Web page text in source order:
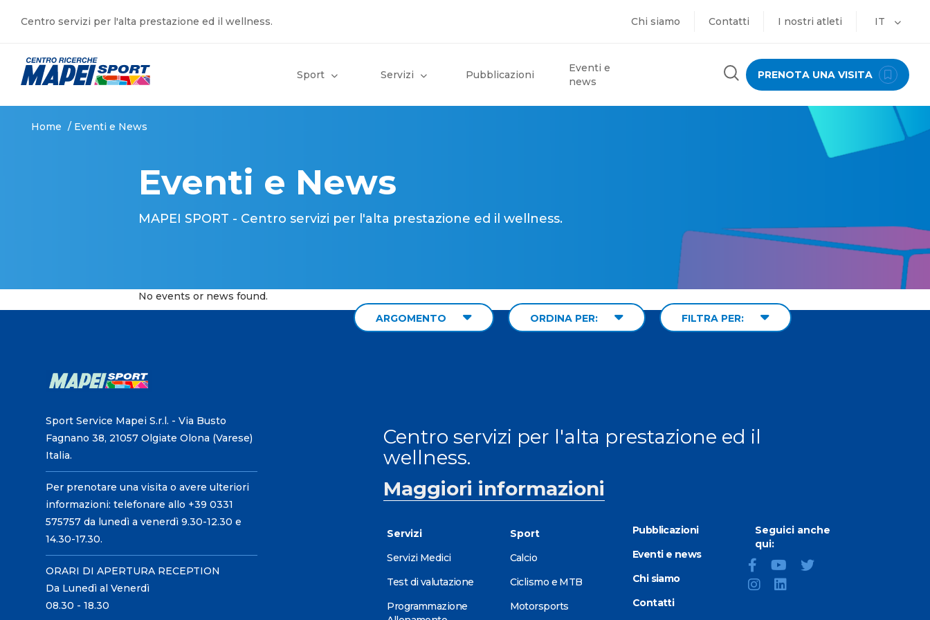
Centro servizi per l'alta prestazione ed il wellness. Chi siamo Contatti I nostri atleti IT
Sport Servizi Pubblicazioni
Eventi e
news
PRENOTA UNA VISITA
Home / Eventi e News
Eventi e News
MAPEI SPORT - Centro servizi per l'alta prestazione ed il wellness.
ARGOMENTO ORDINA PER: FILTRA PER:
No events or news found.
Sport Service Mapei S.r.l. - Via Busto
Fagnano 38, 21057 Olgiate Olona (Varese)
Italia.
Per prenotare una visita o avere ulteriori
informazioni: telefonare allo +39 0331
575757 da lunedì a venerdì 9.30-12.30 e
14.30-17.30.
ORARI DI APERTURA RECEPTION
Da Lunedì al Venerdì
08.30 - 18.30
Centro servizi per l'alta prestazione ed il
wellness.
Maggiori informazioni
Servizi
Servizi Medici
Test di valutazione
Programmazione
Sport
Calcio
Ciclismo e MTB
Motorsports
Pubblicazioni
Eventi e news
Chi siamo
Contatti
Seguici anche
qui: